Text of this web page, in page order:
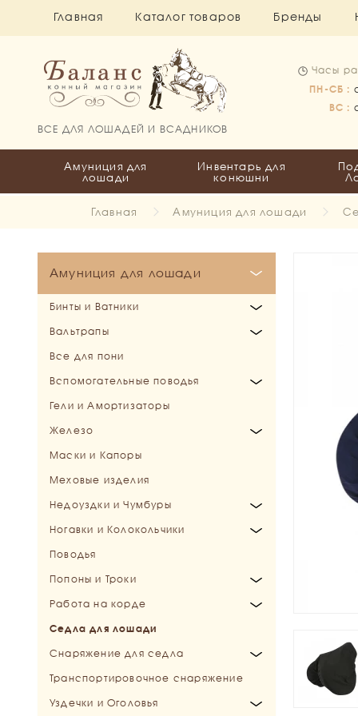
Главная Каталог товаров Бренды
ВСЕ ДЛЯ ЛОШАДЕЙ И ВСАДНИКОВ
Часы
ПН-СБ :
ВС :
Амуниция для
лошади
Инвентарь для
конюшни
Главная Амуниция для лошади
Амуниция для лошади
Бинты и Ватники
Бинты
Ватники
Вальтрапы
Выездковые
Конкурные и Универсальные
Специальные
Все для пони
Вспомогательные поводья
Мартингалы
Подперсья
Шамбоны и Гоги
Шпрунты
Балансирующие поводья
Гели и Амортизаторы
Железо
Трензели
Мундштуки
Пелямы, Хакаморы
Выводное железо
Дополнительные и запасные части
Маски и Капоры
Меховые изделия
Недоуздки и Чумбуры
Недоуздки
Чумбуры
Ногавки и Колокольчики
Колокольчики
Ногавки
Поводья
Попоны и Троки
Зимние попоны
Осенние попоны
Дождевые попоны
Флисовые попоны
Летние попоны
Работа на корде
Бичи и кнуты для драйвинга
Капцунги (Кавессоны)
Корды и переходники
Развязки
Седла для лошади
Снаряжение для седла
Подпруги
Путлища
Транспортировочное снаряжение
Уздечки и Оголовья